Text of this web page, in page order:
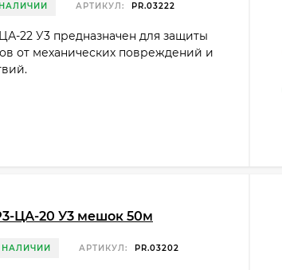
АРТИКУЛ: PR.03222
22 У3 предназначен для защиты
от механических повреждений и
ЦА-20 У3 мешок 50м
НАЛИЧИИ АРТИКУЛ: PR.03202